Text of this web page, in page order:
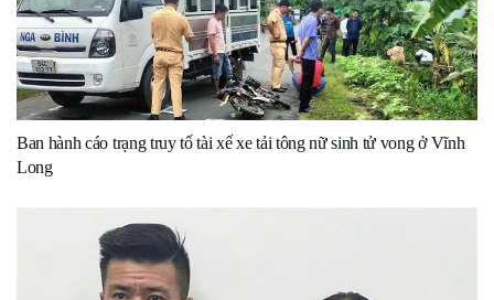
Ban hành cáo trạng truy tố tài xế xe tải tông nữ sinh tử vong ở Vĩnh
Long